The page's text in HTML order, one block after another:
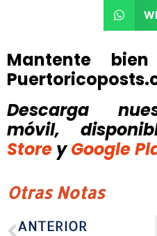
Mantente
Descarga
móvil,
Store y Google
Otras Notas
ANTERIOR